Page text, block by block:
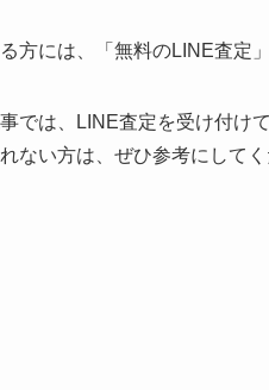
方には、「無料のLINE査定
では、LINE査定を受け付け
ない方は、ぜひ参考にしてく